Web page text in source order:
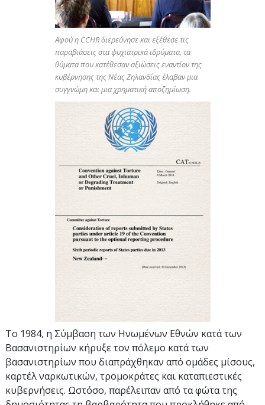
Αφού η CCHR διερεύνησε και εξέθεσε τις
παραβιάσεις στα ψυχιατρικά ιδρύματα, τα
θύματα που κατέθεσαν αξιώσεις εναντίον της
κυβέρνησης της Νέας Ζηλανδίας έλαβαν μια
συγγνώμη και μια χρηματική αποζημίωση.
Το 1984, η Σύμβαση των Ηνωμένων Εθνών κατά των
Βασανιστηρίων κήρυξε τον πόλεμο κατά των
βασανιστηρίων που διαπράχθηκαν από ομάδες μίσους,
καρτέλ ναρκωτικών, τρομοκράτες και καταπιεστικές
κυβερνήσεις. Ωστόσο, παρέλειπαν από τα φώτα της